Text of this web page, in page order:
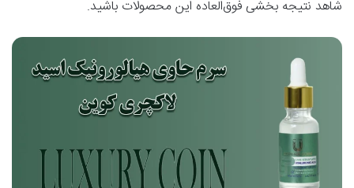
شاهد نتیجه بخشی فوق‌العاده این محصولات ‌باشید.